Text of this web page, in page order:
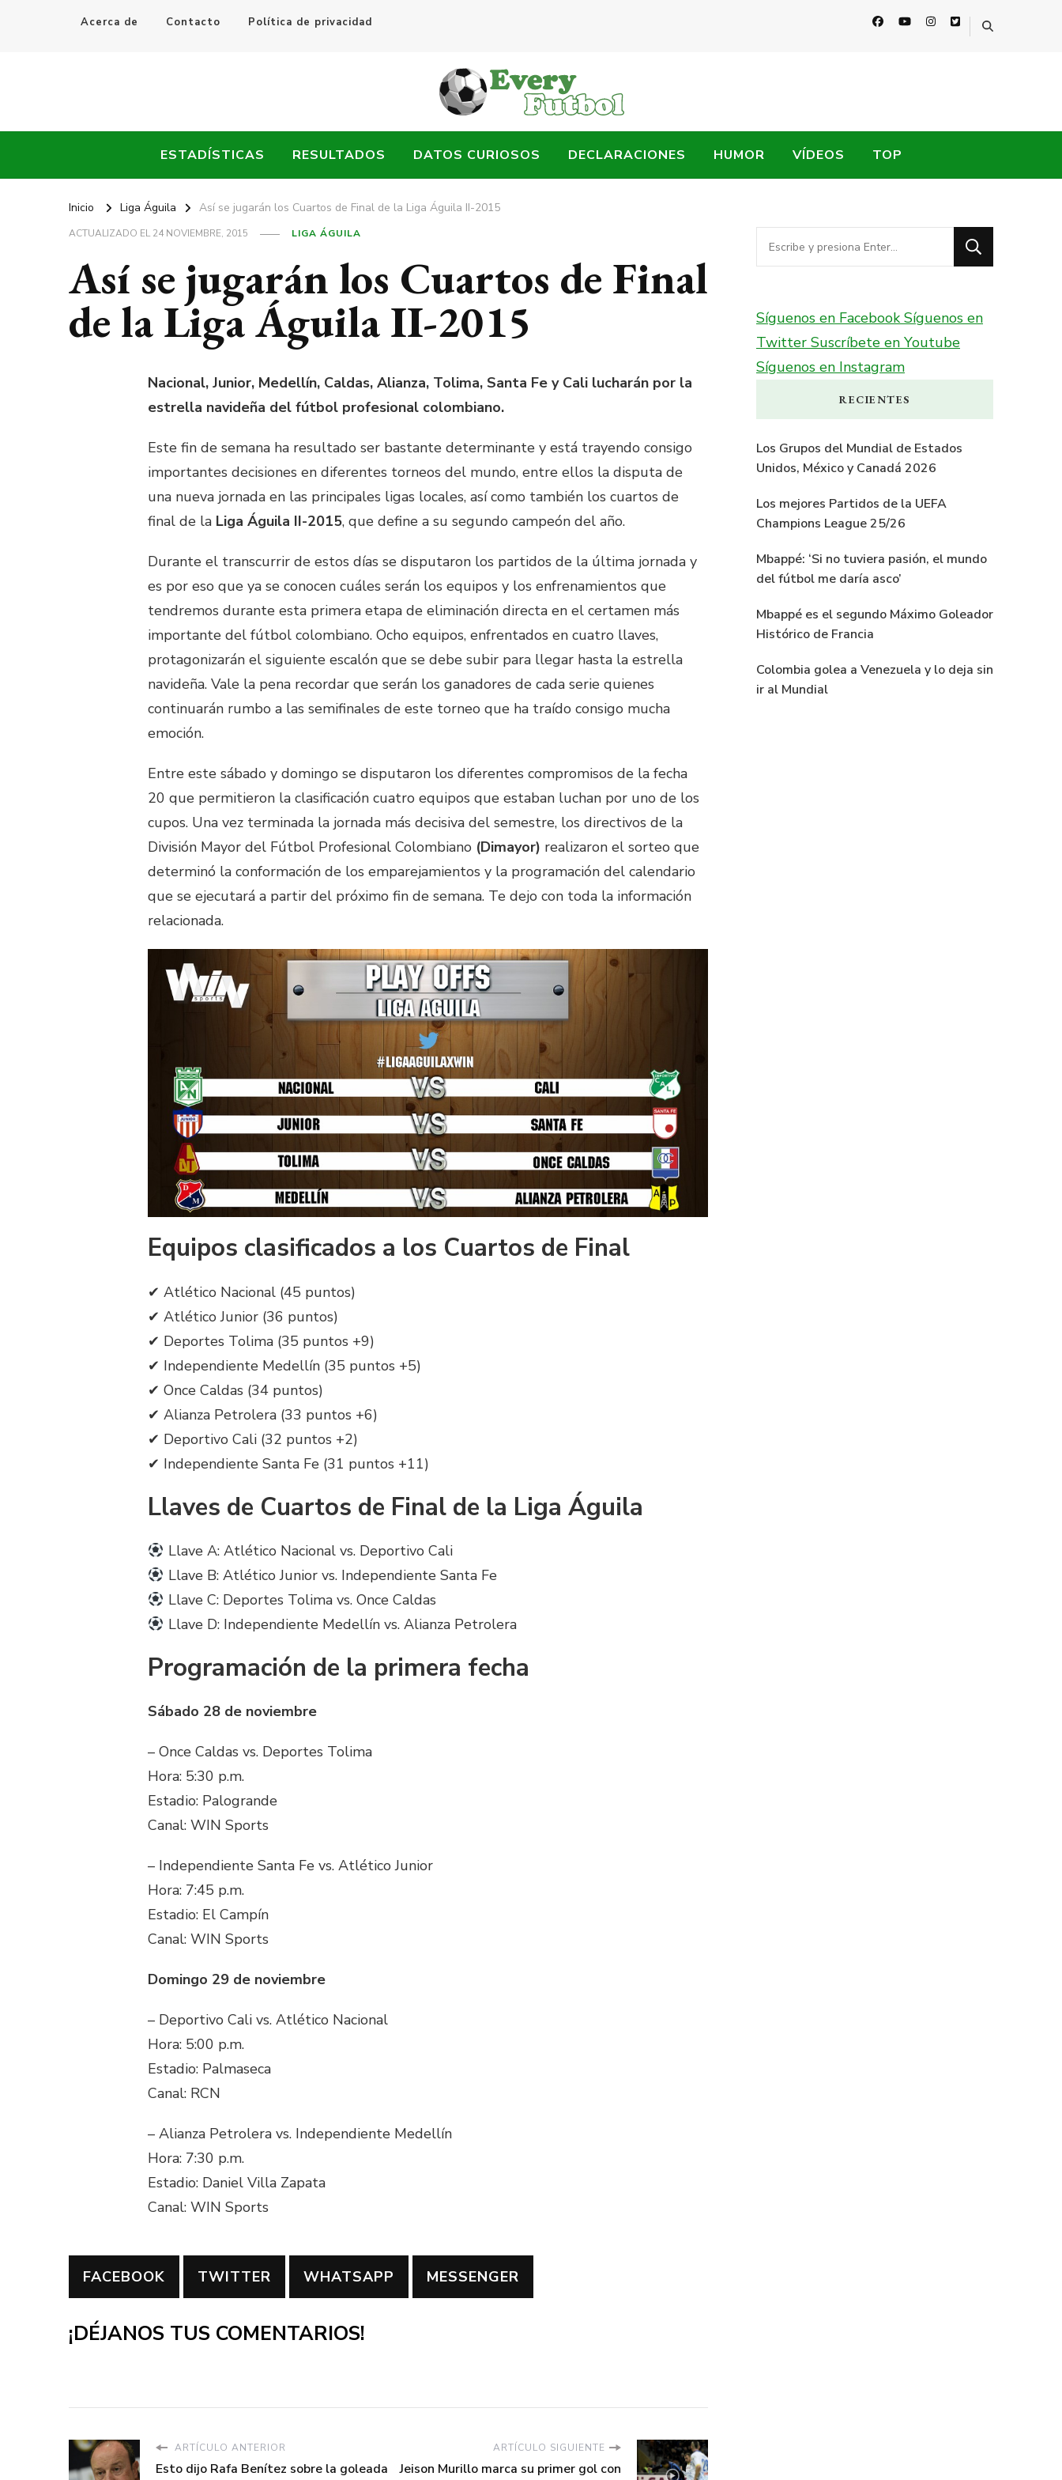
Acerca de Contacto Política de privacidad
Every Fútbol
ESTADÍSTICAS RESULTADOS DATOS CURIOSOS DECLARACIONES HUMOR VÍDEOS TOP
Inicio Liga Águila Así se jugarán los Cuartos de Final de la Liga Águila II-2015
ACTUALIZADO EL24 NOVIEMBRE, 2015 LIGA ÁGUILA
Así se jugarán los Cuartos de Final
de la Liga Águila II-2015
Nacional, Junior, Medellín, Caldas, Alianza, Tolima, Santa Fe y Cali lucharán por la
estrella navideña del fútbol profesional colombiano.
Este fin de semana ha resultado ser bastante determinante y está trayendo consigo
importantes decisiones en diferentes torneos del mundo, entre ellos la disputa de
una nueva jornada en las principales ligas locales, así como también los cuartos de
final de la Liga Águila II-2015, que define a su segundo campeón del año.
Durante el transcurrir de estos días se disputaron los partidos de la última jornada y
es por eso que ya se conocen cuáles serán los equipos y los enfrenamientos que
tendremos durante esta primera etapa de eliminación directa en el certamen más
importante del fútbol colombiano. Ocho equipos, enfrentados en cuatro llaves,
protagonizarán el siguiente escalón que se debe subir para llegar hasta la estrella
navideña. Vale la pena recordar que serán los ganadores de cada serie quienes
continuarán rumbo a las semifinales de este torneo que ha traído consigo mucha
emoción.
Entre este sábado y domingo se disputaron los diferentes compromisos de la fecha
20 que permitieron la clasificación cuatro equipos que estaban luchan por uno de los
cupos. Una vez terminada la jornada más decisiva del semestre, los directivos de la
División Mayor del Fútbol Profesional Colombiano (Dimayor) realizaron el sorteo que
determinó la conformación de los emparejamientos y la programación del calendario
que se ejecutará a partir del próximo fin de semana. Te dejo con toda la información
relacionada.
Equipos clasificados a los Cuartos de Final
✔ Atlético Nacional (45 puntos)
✔ Atlético Junior (36 puntos)
✔ Deportes Tolima (35 puntos +9)
✔ Independiente Medellín (35 puntos +5)
✔ Once Caldas (34 puntos)
✔ Alianza Petrolera (33 puntos +6)
✔ Deportivo Cali (32 puntos +2)
✔ Independiente Santa Fe (31 puntos +11)
Llaves de Cuartos de Final de la Liga Águila
Llave A: Atlético Nacional vs. Deportivo Cali
Llave B: Atlético Junior vs. Independiente Santa Fe
Llave C: Deportes Tolima vs. Once Caldas
Llave D: Independiente Medellín vs. Alianza Petrolera
Programación de la primera fecha
Sábado 28 de noviembre
– Once Caldas vs. Deportes Tolima
Hora: 5:30 p.m.
Estadio: Palogrande
Canal: WIN Sports
– Independiente Santa Fe vs. Atlético Junior
Hora: 7:45 p.m.
Estadio: El Campín
Canal: WIN Sports
Domingo 29 de noviembre
– Deportivo Cali vs. Atlético Nacional
Hora: 5:00 p.m.
Estadio: Palmaseca
Canal: RCN
– Alianza Petrolera vs. Independiente Medellín
Hora: 7:30 p.m.
Estadio: Daniel Villa Zapata
Canal: WIN Sports
FACEBOOK TWITTER WHATSAPP MESSENGER
¡DÉJANOS TUS COMENTARIOS!
ARTÍCULO ANTERIOR
Esto dijo Rafa Benítez sobre la goleada
ARTÍCULO SIGUIENTE
Jeison Murillo marca su primer gol con
¿Buscas
algo?
Síguenos en FacebookSíguenos en
Twitter Suscríbete en Youtube
Síguenos en Instagram
RECIENTES
Los Grupos del Mundial de Estados
Unidos, México y Canadá 2026
Los mejores Partidos de la UEFA
Champions League 25/26
Mbappé: ‘Si no tuviera pasión, el mundo
del fútbol me daría asco’
Mbappé es el segundo Máximo Goleador
Histórico de Francia
Colombia golea a Venezuela y lo deja sin
ir al Mundial